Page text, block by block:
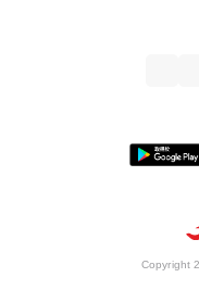
Copyright